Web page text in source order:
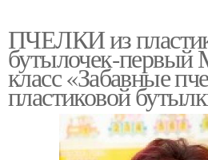
ПЧЕЛКИ из
бутылочек-
класс «Забавные
пластиковой